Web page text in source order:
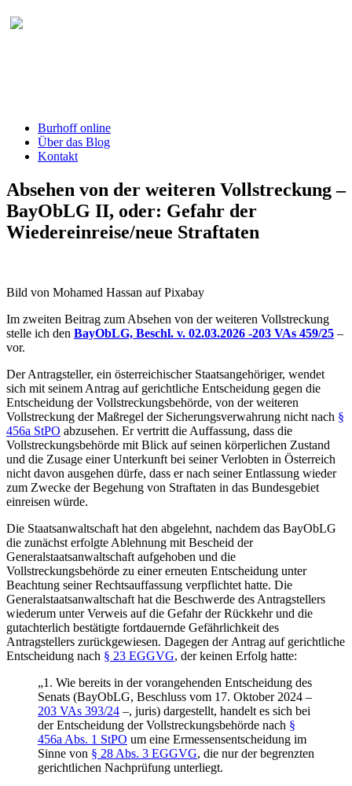
Burhoff online
Über das Blog
Kontakt
Absehen von der weiteren Vollstreckung –
BayObLG II, oder: Gefahr der
Wiedereinreise/neue Straftaten
Bild von Mohamed Hassan auf Pixabay
Im zweiten Beitrag zum Absehen von der weiteren Vollstreckung
stelle ich den BayObLG, Beschl. v. 02.03.2026 -203 VAs 459/25 –
vor.
Der Antragsteller, ein österreichischer Staatsangehöriger, wendet
sich mit seinem Antrag auf gerichtliche Entscheidung gegen die
Entscheidung der Vollstreckungsbehörde, von der weiteren
Vollstreckung der Maßregel der Sicherungsverwahrung nicht nach §
456a StPO abzusehen. Er vertritt die Auffassung, dass die
Vollstreckungsbehörde mit Blick auf seinen körperlichen Zustand
und die Zusage einer Unterkunft bei seiner Verlobten in Österreich
nicht davon ausgehen dürfe, dass er nach seiner Entlassung wieder
zum Zwecke der Begehung von Straftaten in das Bundesgebiet
einreisen würde.
Die Staatsanwaltschaft hat den abgelehnt, nachdem das BayObLG
die zunächst erfolgte Ablehnung mit Bescheid der
Generalstaatsanwaltschaft aufgehoben und die
Vollstreckungsbehörde zu einer erneuten Entscheidung unter
Beachtung seiner Rechtsauffassung verpflichtet hatte. Die
Generalstaatsanwaltschaft hat die Beschwerde des Antragstellers
wiederum unter Verweis auf die Gefahr der Rückkehr und die
gutachterlich bestätigte fortdauernde Gefährlichkeit des
Antragstellers zurückgewiesen. Dagegen der Antrag auf gerichtliche
Entscheidung nach § 23 EGGVG, der keinen Erfolg hatte:
„1. Wie bereits in der vorangehenden Entscheidung des
Senats (BayObLG, Beschluss vom 17. Oktober 2024 –
203 VAs 393/24 –, juris) dargestellt, handelt es sich bei
der Entscheidung der Vollstreckungsbehörde nach §
456a Abs. 1 StPO um eine Ermessensentscheidung im
Sinne von § 28 Abs. 3 EGGVG, die nur der begrenzten
gerichtlichen Nachprüfung unterliegt.